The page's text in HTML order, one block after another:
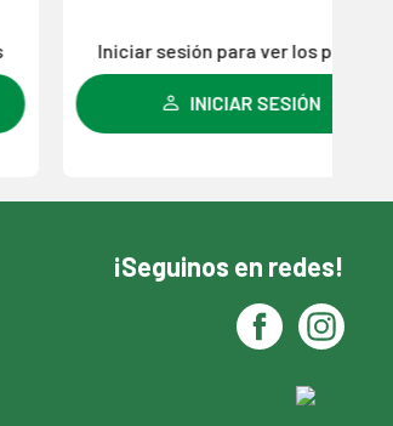
Iniciar sesión para ver los precios
INICIAR SESIÓN
¡Seguinos en redes!